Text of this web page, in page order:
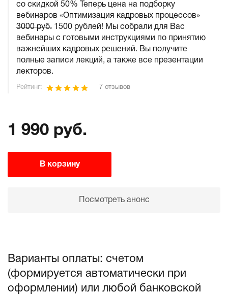
со скидкой 50% Теперь цена на подборку
вебинаров «Оптимизация кадровых процессов»
3000 руб. 1500 рублей! Мы собрали для Вас
вебинары с готовыми инструкциями по принятию
важнейших кадровых решений. Вы получите
полные записи лекций, а также все презентации
лекторов.
Рейтинг: 7 отзывов
1 990 руб.
В корзину
Посмотреть анонс
Варианты оплаты: счетом
(формируется автоматически при
оформлении) или любой банковской